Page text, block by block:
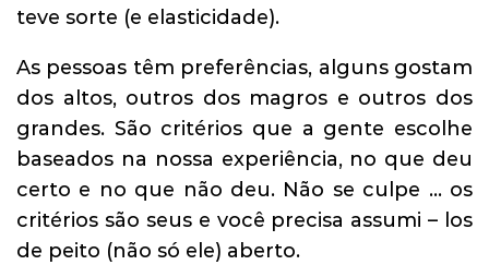
teve sorte (e elasticidade).
As pessoas têm preferências, alguns gostam
dos altos, outros dos magros e outros dos
grandes. São critérios que a gente escolhe
baseados na nossa experiência, no que deu
certo e no que não deu. Não se culpe … os
critérios são seus e você precisa assumi – los
de peito (não só ele) aberto.